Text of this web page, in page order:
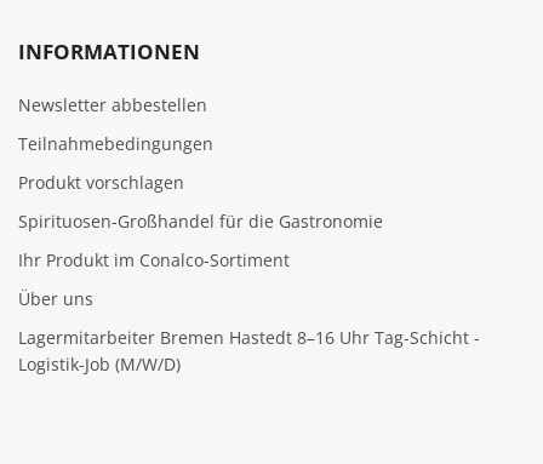
INFORMATIONEN
Newsletter abbestellen
Teilnahmebedingungen
Produkt vorschlagen
Spirituosen-Großhandel für die Gastronomie
Ihr Produkt im Conalco-Sortiment
Über uns
Lagermitarbeiter Bremen Hastedt 8–16 Uhr Tag-Schicht -
Logistik-Job (M/W/D)